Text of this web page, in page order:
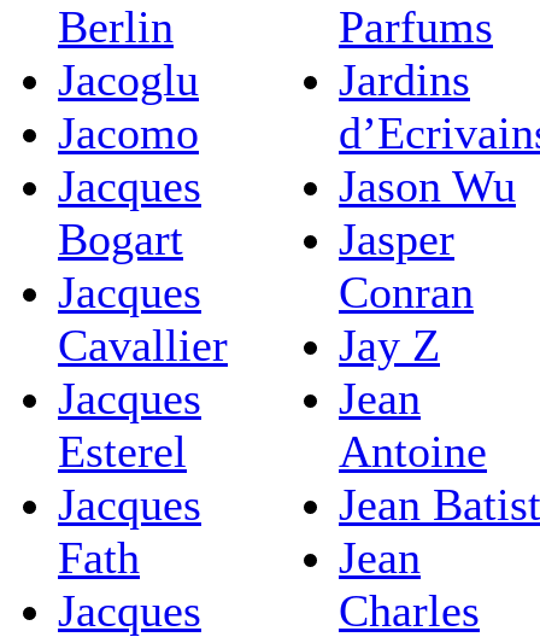
Berlin
Jacoglu
Jacomo
Jacques
Bogart
Jacques
Cavallier
Jacques
Esterel
Jacques
Fath
Jacques
Parfums
Jardins
Jason Wu
Jasper
Conran
Jay Z
Jean
Antoine
Jean Batist
Jean
Charles